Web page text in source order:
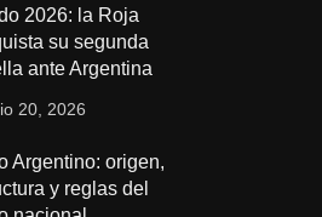
2026: la Roja
su segunda
ante Argentina
20, 2026
Argentino: origen,
y reglas del